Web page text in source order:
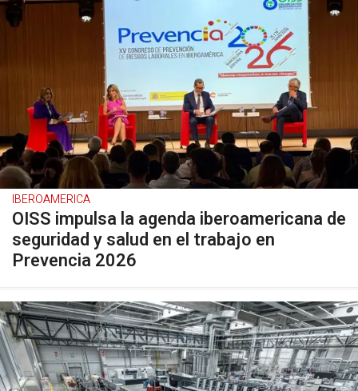
IBEROAMERICA
OISS impulsa la agenda iberoamericana de
seguridad y salud en el trabajo en
Prevencia 2026